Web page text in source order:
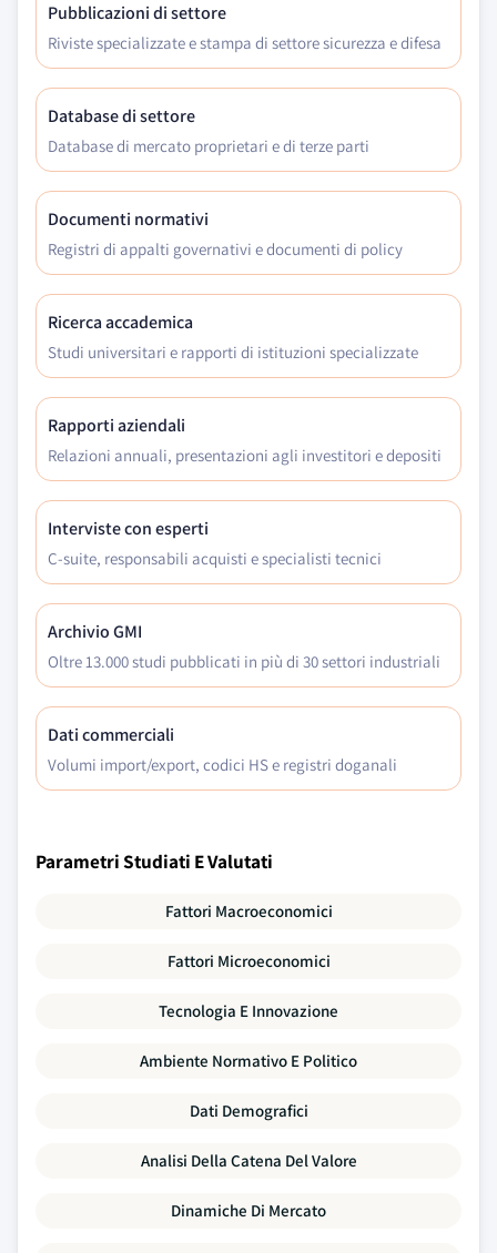
Pubblicazioni di settore
Riviste specializzate e stampa di settore sicurezza e difesa
Database di settore
Database di mercato proprietari e di terze parti
Documenti normativi
Registri di appalti governativi e documenti di policy
Ricerca accademica
Studi universitari e rapporti di istituzioni specializzate
Rapporti aziendali
Relazioni annuali, presentazioni agli investitori e depositi
Interviste con esperti
C-suite, responsabili acquisti e specialisti tecnici
Archivio GMI
Oltre 13.000 studi pubblicati in più di 30 settori industriali
Dati commerciali
Volumi import/export, codici HS e registri doganali
Parametri Studiati E Valutati
Fattori Macroeconomici
Fattori Microeconomici
Tecnologia E Innovazione
Ambiente Normativo E Politico
Dati Demografici
Analisi Della Catena Del Valore
Dinamiche Di Mercato